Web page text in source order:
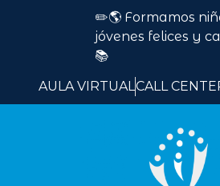
✏️🌎 Formamos
jóvenes felices y
📚
AULA VIRTUALCALL